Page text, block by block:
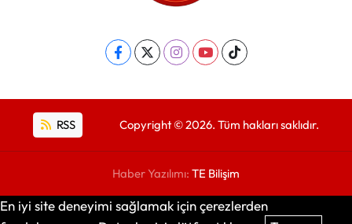
RSS Copyright © 2026. Tüm hakları saklıdır.
Haber Yazılımı: TE Bilişim
En iyi site deneyimi sağlamak için çerezlerden